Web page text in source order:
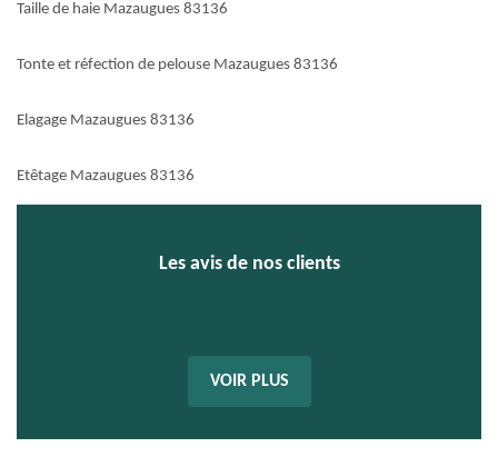
Taille de haie Mazaugues 83136
Tonte et réfection de pelouse Mazaugues 83136
Elagage Mazaugues 83136
Etêtage Mazaugues 83136
Les avis de nos clients
VOIR PLUS